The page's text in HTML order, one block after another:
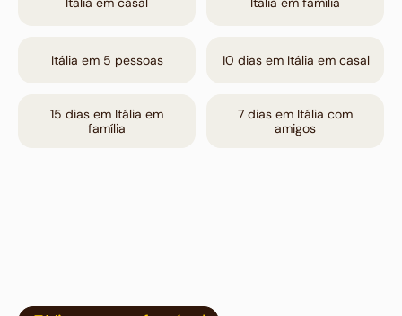
Itália em 5 pessoas 10 dias em Itália em casal
15 dias em Itália em
família
7 dias em Itália com
amigos